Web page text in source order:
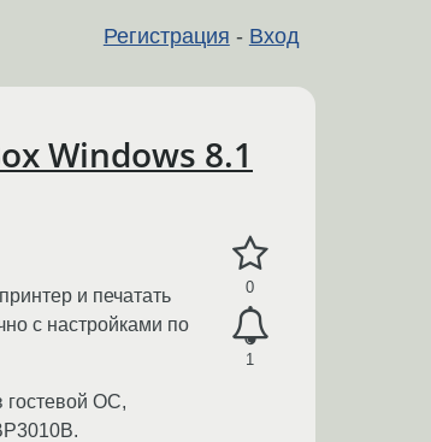
Регистрация - Вход
Windows 8.1
0
1
и печатать
с настройками по
гостевой ОС,